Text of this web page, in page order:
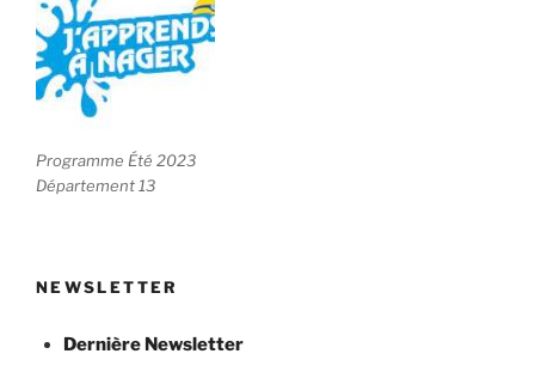
Programme Été 2023
Département 13
NEWSLETTER
Dernière Newsletter